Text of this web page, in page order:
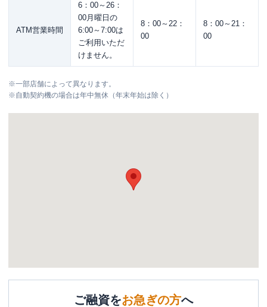
ATM営業時間
6：00～26：
00月曜日の
6:00～7:00は
ご利用いただ
けません。
8：00～22：
00
8：00～21：
00
※一部店舗によって異なります。
※自動契約機の場合は年中無休（年末年始は除く）
ご融資をお急ぎの方へ